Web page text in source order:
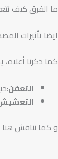
ما الفرق كيف
ايضا تأثيرات
كما ذكرنا أعلاه،
التعفن
و كما نناقش هنا